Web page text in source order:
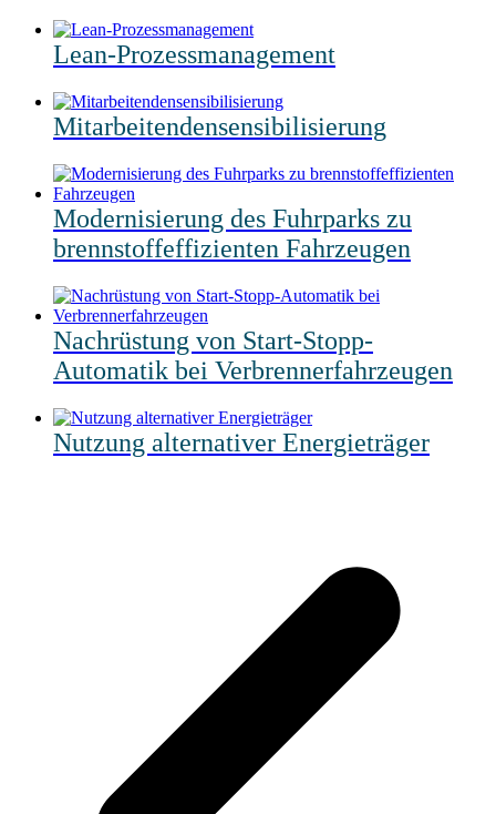
Lean-Prozessmanagement
Mitarbeitendensensibilisierung
Modernisierung des Fuhrparks zu
brennstoffeffizienten Fahrzeugen
Nachrüstung von Start-Stopp-
Automatik bei Verbrennerfahrzeugen
Nutzung alternativer Energieträger